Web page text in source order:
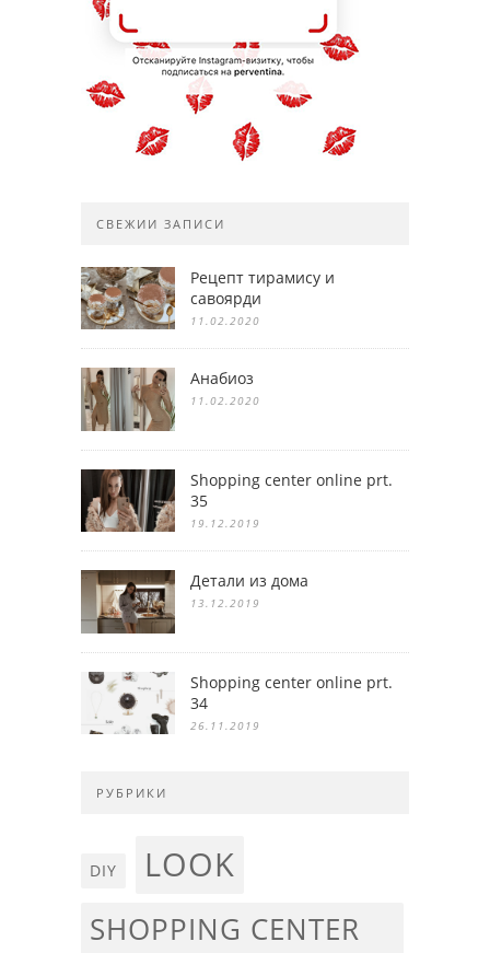
СВЕЖИИ ЗАПИСИ
Рецепт тирамису и
савоярди
11.02.2020
Анабиоз
11.02.2020
Shopping center online prt.
35
19.12.2019
Детали из дома
13.12.2019
Shopping center online prt.
34
26.11.2019
РУБРИКИ
DIY LOOK
SHOPPING CENTER